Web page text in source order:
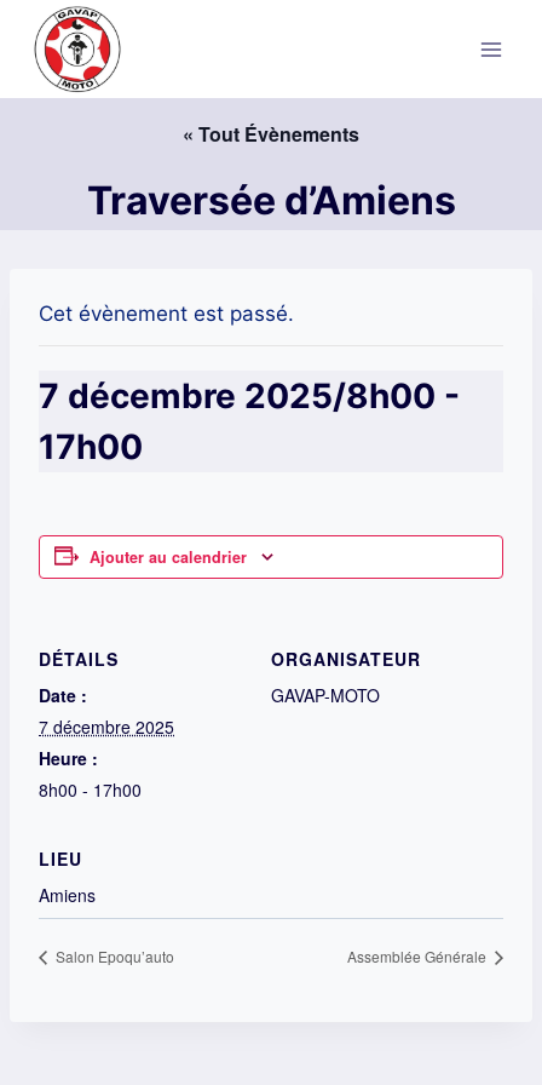
contenu
« Tout Évènements
Traversée d’Amiens
Cet évènement est passé.
7 décembre 2025/8h00 -
17h00
Ajouter au calendrier
DÉTAILS
Date :
7 décembre 2025
Heure :
8h00 - 17h00
ORGANISATEUR
GAVAP-MOTO
LIEU
Amiens
Salon Epoqu’auto Assemblée Générale